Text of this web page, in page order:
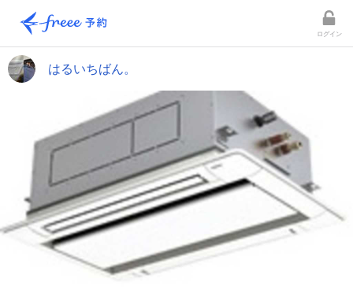
ログイン
はるいちばん。